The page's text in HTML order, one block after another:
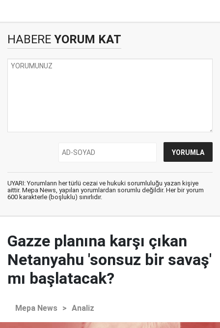
HABERE YORUM KAT
UYARI: Yorumların her türlü cezai ve hukuki sorumluluğu yazan kişiye
aittir. Mepa News, yapılan yorumlardan sorumlu değildir. Her bir yorum
600 karakterle (boşluklu) sınırlıdır.
Gazze planına karşı çıkan
Netanyahu 'sonsuz bir savaş'
mı başlatacak?
Mepa News > Analiz